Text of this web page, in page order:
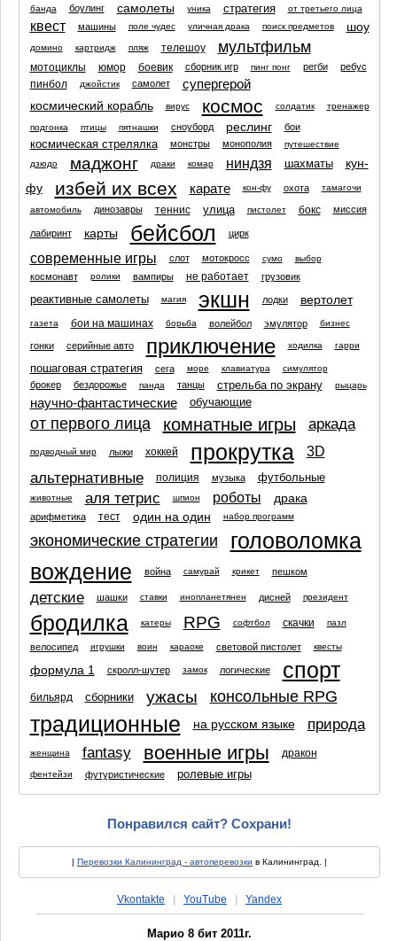
банда боулинг самолеты уника стратегия от третьего лица
квест машины поле чудес уличная драка поиск предметов шоу
домино картридж пляж телешоу мультфильм
мотоциклы юмор боевик сборник игр пинг понг регби ребус
пинбол джойстик самолет супергерой
космический корабль вирус космос солдатик тренажер
подгонка птицы пятнашки сноуборд реслинг бои
космическая стрелялка монстры монополия
путешествие
дзюдо
маджонг драки комар ниндзя шахматы
кун-
фу
избей их всех карате кон-фу охота тамагочи
автомобиль динозавры теннис улица пистолет бокс миссия
лабиринт карты бейсбол цирк
современные игры слот мотокросс сумо выбор
космонавт ролики вампиры не работает грузовик
реактивные самолеты магия экшн лодки вертолет
газета бои на машинах борьба волейбол эмулятор бизнес
гонки серийные авто приключение ходилка гарри
пошаговая стратегия сега море клавиатура симулятор
брокер бездорожье панда танцы стрельба по экрану рыцарь
научно-фантастические обучающие
от первого лица комнатные игры аркада
подводный мир лыжи хоккей прокрутка 3D
альтернативные полиция музыка футбольные
животные аля тетрис шпион роботы драка
арифметика тест один на один набор программ
экономические стратегии
головоломка
вождение
война самурай крикет пешком
детские шашки ставки инопланетянен дисней президент
бродилка катеры RPG софтбол скачки пазл
велосипед игрушки воин караоке световой пистолет квесты
формула 1 скролл-шутер замок логические спорт
бильярд сборники ужасы консольные RPG
традиционные на русском языке природа
женщина fantasy военные игры дракон
фентейзи футуристические ролевые игры
Понравился сайт? Сохрани!
| Перевозки Калининград - автоперевозки в Калининград. |
Vkontakte YouTube Yandex
Марио 8 бит 2011г.